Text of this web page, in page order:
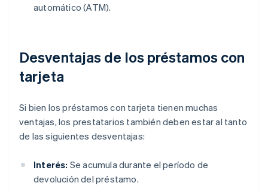
automático (ATM).
Desventajas de los préstamos con
tarjeta
Si bien los préstamos con tarjeta tienen muchas
ventajas, los prestatarios también deben estar al tanto
de las siguientes desventajas:
Interés: Se acumula durante el período de
devolución del préstamo.